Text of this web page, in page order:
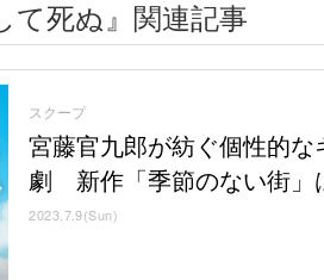
て死ぬ』関連記事
スクープ
宮藤官九郎が紡ぐ個性的な
劇 新作「季節のない街」
2023.7.9(Sun)